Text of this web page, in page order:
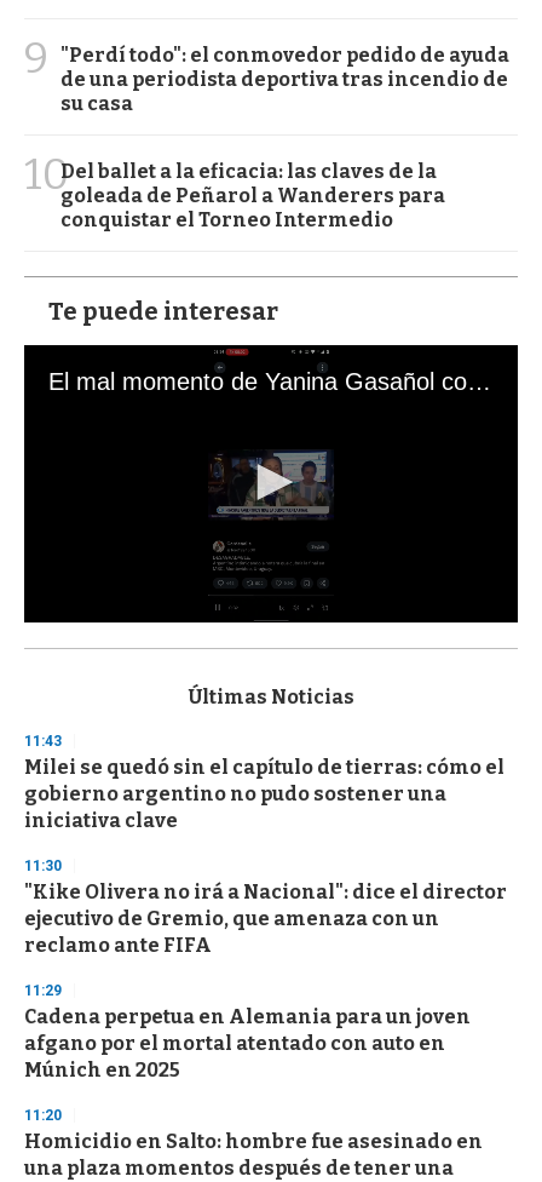
9
"Perdí todo": el conmovedor pedido de ayuda
de una periodista deportiva tras incendio de
su casa
10Del ballet a la eficacia: las claves de la
goleada de Peñarol a Wanderers para
conquistar el Torneo Intermedio
Te puede interesar
El mal momento de Yanina Gasañol con un hincha argentino en "Subrayado"
s
d
s
o
f
3
s
e
o
n
s
Últimas Noticias
11:43
Milei se quedó sin el capítulo de tierras: cómo el
gobierno argentino no pudo sostener una
iniciativa clave
11:30
"Kike Olivera no irá a Nacional": dice el director
ejecutivo de Gremio, que amenaza con un
reclamo ante FIFA
11:29
Cadena perpetua en Alemania para un joven
afgano por el mortal atentado con auto en
Múnich en 2025
11:20
Homicidio en Salto: hombre fue asesinado en
una plaza momentos después de tener una